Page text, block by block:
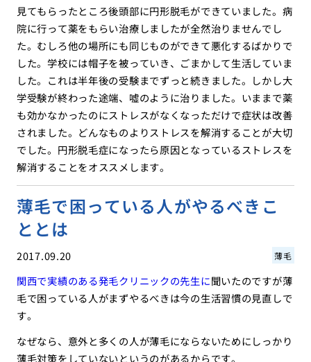
見てもらったところ後頭部に円形脱毛ができていました。病
院に行って薬をもらい治療しましたが全然治りませんでし
た。むしろ他の場所にも同じものができて悪化するばかりで
した。学校には帽子を被っていき、ごまかして生活していま
した。これは半年後の受験までずっと続きました。しかし大
学受験が終わった途端、嘘のように治りました。いままで薬
も効かなかったのにストレスがなくなっただけで症状は改善
されました。どんなものよりストレスを解消することが大切
でした。円形脱毛症になったら原因となっているストレスを
解消することをオススメします。
薄毛で困っている人がやるべきこ
ととは
2017.09.20 薄毛
関西で実績のある発毛クリニックの先生に聞いたのですが薄
毛で困っている人がまずやるべきは今の生活習慣の見直しで
す。
なぜなら、意外と多くの人が薄毛にならないためにしっかり
薄毛対策をしていないというのがあるからです。